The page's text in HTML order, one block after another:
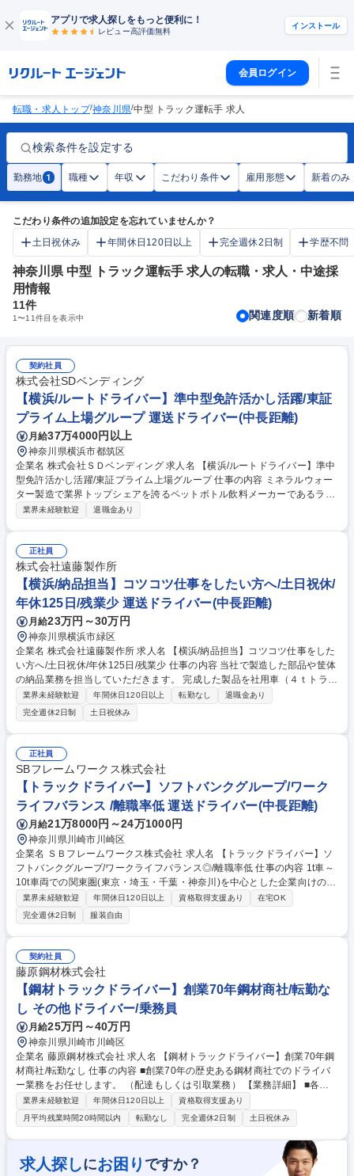
アプリで求人探しをもっと便利に！
レビュー高評価無料
インストール
会員ログイン
転職・求人トップ/神奈川県/中型 トラック運転手 求人
検索条件を設定する
勤務地 1 職種 年収 こだわり条件 雇用形態 新着のみ
こだわり条件の追加設定を忘れていませんか？
土日祝休み
年間休日120日以上 完全週休2日制 学歴不問
神奈川県 中型 トラック運転手 求人の転職・求人・中途採
用情報
11件
1〜11件目を表示中 関連度順 新着順
契約社員
株式会社SDベンディング
【横浜/ルートドライバー】準中型免許活かし活躍/東証
プライム上場グループ 運送ドライバー(中長距離)
月給37万4000円以上
神奈川県横浜市都筑区
企業名 株式会社ＳＤベンディング 求人名 【横浜/ルートドライバー】準中
型免許活かし活躍/東証プライム上場グループ 仕事の内容 ミネラルウォー
ター製造で業界トップシェアを誇るペットボトル飲料メーカーであるライ
フドリンクカンパニー社のグループ会社で自動販売機の管理・運営を行う
【巡回・補充作業】■担当エリアの自販機回り ■商品の補充や売上金の回
収 ■自販機まわりの清掃 を行います。【帰社・売上データの確認】事務所
に戻り、売上データやどんな商品が売れているかを分析。次回の補充に向
けたラインナップを考えます。【明日の準備・退社】トラックへの飲料補
充や明日の準備をして本日の業務は終了です。 募集職種 【横浜/ルートド
ライバー】準中型免許活かし活躍/東証プライム上場グループ
業界未経験歓迎 退職金あり
正社員
株式会社遠藤製作所
【横浜/納品担当】コツコツ仕事をしたい方へ/土日祝休/
年休125日/残業少 運送ドライバー(中長距離)
月給23万円～30万円
神奈川県横浜市緑区
企業名 株式会社遠藤製作所 求人名 【横浜/納品担当】コツコツ仕事をした
い方へ/土日祝休/年休125日/残業少 仕事の内容 当社で製造した部品や筐体
の納品業務を担当していただきます。 完成した製品を社用車（４ｔトラッ
ク）で取引先へ届ける業務がメインで、納品物は小さな部品から大型の製
品までさまざまです。 【補足】納品先は神奈川県が中心で、主に大和市や
座間市への配送が多く、年に1～2回程度は関東圏外への納品が発生するこ
ともあります。納品以外の時間は、材料の切断など簡単な製造業務の補助
も行っていただきます。【入社後の流れ】先輩に同行しながら取引先ごと
の対応方法や納品時のルール、配送ルートなどを覚えていただきます。
徐々に慣れていただき、将来的には一人で納品業務を担当できるように成
長いただきます。 募集職種 【横浜/納品担当】コツコツ仕事をしたい方へ/
土日祝休/年休125日/残業少
業界未経験歓迎 年間休日120日以上 転勤なし
退職金あり
完全週休2日制
土日祝休み
正社員
SBフレームワークス株式会社
【トラックドライバー】ソフトバンクグループ/ワーク
ライフバランス /離職率低 運送ドライバー(中長距離)
月給21万8000円～24万1000円
神奈川県川崎市川崎区
企業名 ＳＢフレームワークス株式会社 求人名 【トラックドライバー】ソ
フトバンクグループ/ワークライフバランス◎/離職率低 仕事の内容 1t車～
10t車両での関東圏(東京・埼玉・千葉・神奈川)を中心とした企業向けの運
送業務をご担当いただきます。関東圏内への配送がメインなので日帰り運
航かつ、長距離の運転はございません。 【働き方】「働きたい」と思う職
場づくりを進めており、「働きやすい職場認証制度」にて最上位である三
つ星を受賞しました。社員同士が声掛けをしてお互いに協力する風土であ
り、昨年度の有休取得率66.5%、月平均残業時間40時間。離職率3%を実
現しています。また福利厚生の充実や、出来高制や歩合制ではないことか
ら安定した収入を得ながらプライベートも充実することが可能です。 募集
職種 【トラックドライバー】ソフトバンクグループ/ワークライフバラン
ス◎/離職率低
業界未経験歓迎 年間休日120日以上 資格取得支援あり
在宅OK
完全週休2日制
服装自由
契約社員
藤原鋼材株式会社
【鋼材トラックドライバー】創業70年鋼材商社/転勤な
し その他ドライバー/乗務員
月給25万円～40万円
神奈川県川崎市川崎区
企業名 藤原鋼材株式会社 求人名 【鋼材トラックドライバー】創業70年鋼
材商社/転勤なし 仕事の内容 ■創業70年の歴史ある鋼材商社でのドライバ
ー業務をお任せします。 （配達もしくは引取業務） 【業務詳細】 ■各種
鋼材(形鋼、鋼板、鉄筋、パイプ等)の積み込み業務 ■仕入先(仲間問屋)から
の引取業務と販売先顧客への配達業務 【採用背景】100年企業に向け、組
織体制の強化のため、長くお勤め頂ける方を募集しています。 募集職種
【鋼材トラックドライバー】創業70年鋼材商社/転勤なし
業界未経験歓迎 年間休日120日以上
資格取得支援あり
月平均残業時間20時間以内
転勤なし 完全週休2日制 土日祝休み
求人探しにお困り ですか？